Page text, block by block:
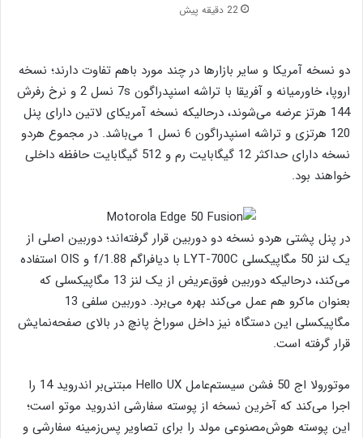
22 دقیقه پیش
دو نسخه آمریکا و سایر بازارها در چند مورد باهم تفاوت دارند؛ نسخه
اروپا، خاورمیانه و آفریقا با تراشه اسنپدراگون 7s نسل 2 و نرخ رفرش
144 هرتز عرضه می‌شوند، درحالیکه نسخه آمریکای لاتین دارای پنل
120 هرتزی و تراشه اسنپدراگون 6 نسل 1 می‌باشد. در مجموع هردو
نسخه دارای حداکثر 12 گیگابایت رم و 512 گیگابایت حافظه داخلی
خواهند بود.
در پنل پشتی هردو نسخه دو دوربین قرار گرفته‌اند؛ دوربین اصلی از
یک لنز 50 مگاپیکسلی LYT-700C با دیافراگم f/1.88 و OIS استفاده
می‌کند، درحالیکه دوربین فوق‌عریض از یک لنز 13 مگاپیکسلی که
بعنوان ماکرو هم عمل می‌کند بهره می‌برد. دوربین سلفی 13
مگاپیکسلی این دستگاه نیز داخل سوراخ پانچ در بالای صفحه‌نمایش
قرار گرفته است.
موتورولا اج 50 فشن سیستم‌عامل Hello UX مبتنی‌بر اندروید 14 را
اجرا می‌کند که آخرین نسخه از پوسته سفارشی اندروید موتو است؛
این پوسته هوش‌مصنوعی مولد را برای تصاویر پس‌زمینه سفارشی و